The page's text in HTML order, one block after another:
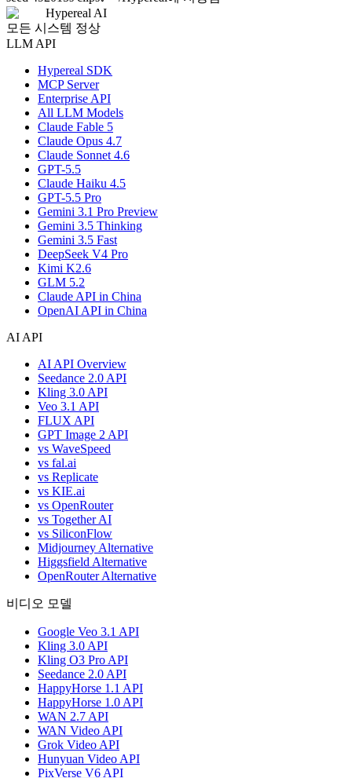
Hypereal AI
모든 시스템 정상
LLM API
Hypereal SDK
MCP Server
Enterprise API
All LLM Models
Claude Fable 5
Claude Opus 4.7
Claude Sonnet 4.6
GPT-5.5
Claude Haiku 4.5
GPT-5.5 Pro
Gemini 3.1 Pro Preview
Gemini 3.5 Thinking
Gemini 3.5 Fast
DeepSeek V4 Pro
Kimi K2.6
GLM 5.2
Claude API in China
OpenAI API in China
AI API
AI API Overview
Seedance 2.0 API
Kling 3.0 API
Veo 3.1 API
FLUX API
GPT Image 2 API
vs WaveSpeed
vs fal.ai
vs Replicate
vs KIE.ai
vs OpenRouter
vs Together AI
vs SiliconFlow
Midjourney Alternative
Higgsfield Alternative
OpenRouter Alternative
비디오 모델
Google Veo 3.1 API
Kling 3.0 API
Kling O3 Pro API
Seedance 2.0 API
HappyHorse 1.1 API
HappyHorse 1.0 API
WAN 2.7 API
WAN Video API
Grok Video API
Hunyuan Video API
PixVerse V6 API